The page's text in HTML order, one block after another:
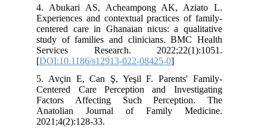
4. Abukari AS, Acheampong AK, Aziato L.
Experiences and contextual practices of family-
centered care in Ghanaian nicus: a qualitative
study of families and clinicians. BMC Health
Services Research. 2022;22(1):1051.
[DOI:10.1186/s12913-022-08425-0
5. Avçin E, Can Ş, Yeşil F. Parents' Family-
Centered Care Perception and Investigating
Factors Affecting Such Perception. The
Anatolian Journal of Family Medicine.
2021;4(2):128-33.